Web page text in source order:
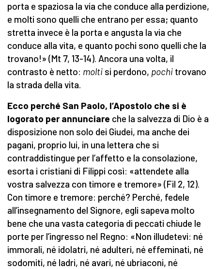
porta e spaziosa la via che conduce alla perdizione,
e molti sono quelli che entrano per essa; quanto
stretta invece è la porta e angusta la via che
conduce alla vita, e quanto pochi sono quelli che la
trovano!» (Mt 7, 13-14). Ancora una volta, il
contrasto è netto: molti si perdono, pochi trovano
la strada della vita.
Ecco perché San Paolo, l’Apostolo che si è
logorato per annunciare che la salvezza di Dio è a
disposizione non solo dei Giudei, ma anche dei
pagani, proprio lui, in una lettera che si
contraddistingue per l’affetto e la consolazione,
esorta i cristiani di Filippi così: «attendete alla
vostra salvezza con timore e tremore» (Fil 2, 12).
Con timore e tremore: perché? Perché, fedele
all’insegnamento del Signore, egli sapeva molto
bene che una vasta categoria di peccati chiude le
porte per l’ingresso nel Regno: «Non illudetevi: né
immorali, né idolatri, né adulteri, né effeminati, né
sodomiti, né ladri, né avari, né ubriaconi, né